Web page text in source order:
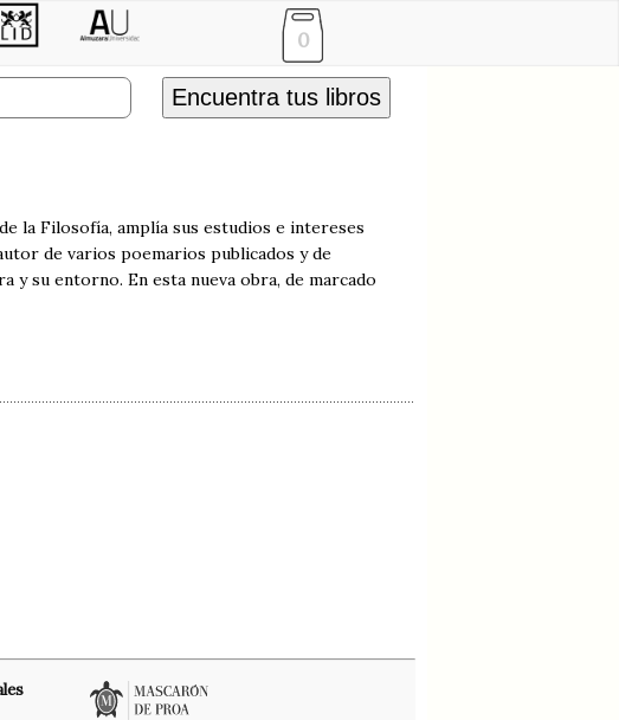
0
Encuentra tus libros
la Filosofía, amplía sus estudios e intereses
de varios poemarios publicados y de
su entorno. En esta nueva obra, de marcado